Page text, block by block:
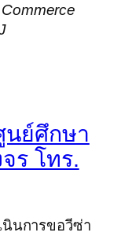
นย์ศึกษา
ร โทร.
นการขอวีซ่า